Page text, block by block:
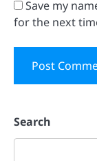
Save my
for the next
Search